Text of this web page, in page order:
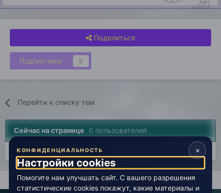
Поделиться
Подписчики 0
Перейти к списку тем
Сейчас на странице 0 пользователей
Нет пользователей, просматривающих эту страницу.
Главная Лаборатория История Сила мысли и слова,
×
КОНФИДЕНЦИАЛЬНОСТЬ
Настройки cookies
Помогите нам улучшать сайт. С вашего разрешения
статистические cookies покажут, какие материалы и